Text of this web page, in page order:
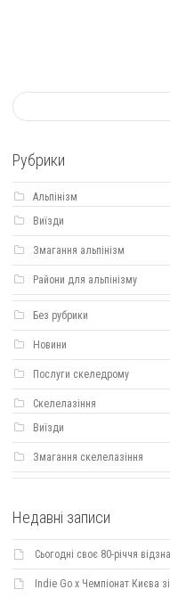
Рубрики
Альпінізм
Виїзди
Змагання альпінізм
Райони для альпінізму
Без рубрики
Новини
Послуги скеледрому
Скелелазіння
Виїзди
Змагання скелелазіння
Недавні записи
Сьогодні своє 80-річчя
Indie Go х Чемпіонат Києва